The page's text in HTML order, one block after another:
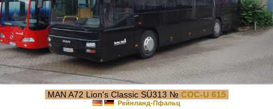
MAN A72 Lion's Classic SÜ313 № COC-U 615
Рейнланд-Пфальц